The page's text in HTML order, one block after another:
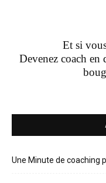
Et si
Devenez coach en
Une Minute de coaching